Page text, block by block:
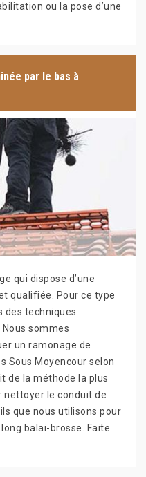
ou la pose d’une
par le bas à
qui dispose d’une
qualifiée. Pour ce type
des techniques
sommes
un ramonage de
Sous Moyencour selon
de la méthode la plus
le conduit de
que nous utilisons pour
balai-brosse. Faite